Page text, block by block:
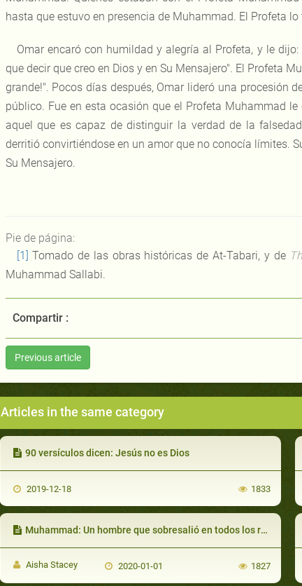
hasta que estuvo en presencia de Muhammad. El Profeta
Omar encaró con humildad y alegría al Profeta, y le
que decir que creo en Dios y en Su Mensajero". El Profeta
grande!". Pocos días después, Omar lideró una procesión
público. Fue en esta ocasión que el Profeta Muhammad
aquel que es capaz de distinguir la verdad de la
derritió convirtiéndose en un amor que no conocía límites.
Su Mensajero.
Pie de página:
[1] Tomado de las obras históricas de At-Tabari, y de
Muhammad Sallabi.
Compartir :
Previous article
Articles in the same category
90 versículos dicen: Jesús no es Dios
2019-12-18 1833
Muhammad: Un hombre que sobresalió en todos los roles (parte 1 de 2)
Aisha Stacey 2020-01-01 1827